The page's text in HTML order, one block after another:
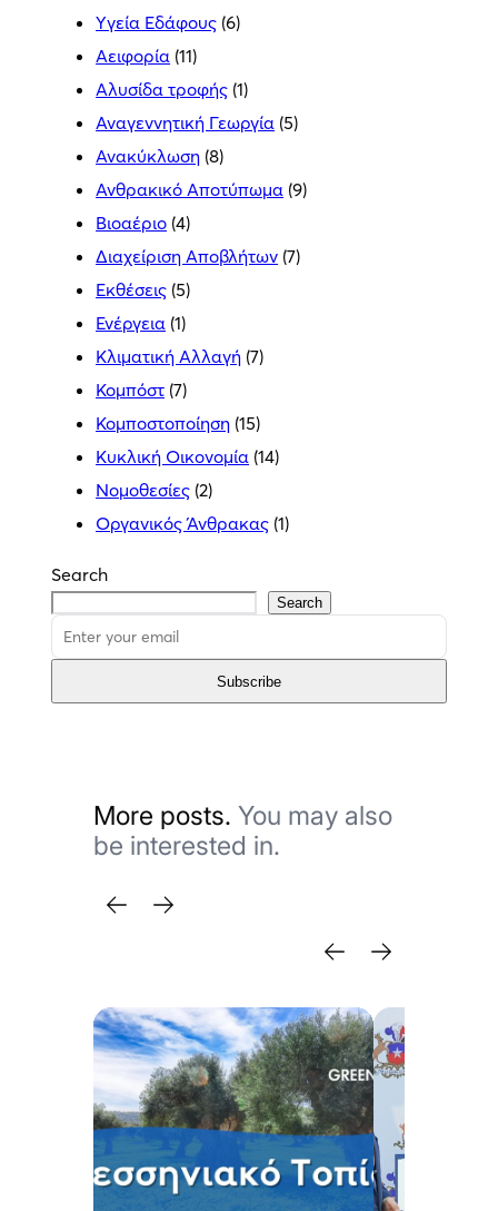
Yγεία Εδάφους (6)
Αειφορία (11)
Αλυσίδα τροφής (1)
Αναγεννητική Γεωργία (5)
Ανακύκλωση (8)
Ανθρακικό Αποτύπωμα (9)
Βιοαέριο (4)
Διαχείριση Αποβλήτων (7)
Εκθέσεις (5)
Ενέργεια (1)
Κλιματική Αλλαγή (7)
Κομπόστ (7)
Κομποστοποίηση (15)
Κυκλική Οικονομία (14)
Νομοθεσίες (2)
Οργανικός Άνθρακας (1)
Search
Search
Subscribe
More posts.You may also
be interested in.